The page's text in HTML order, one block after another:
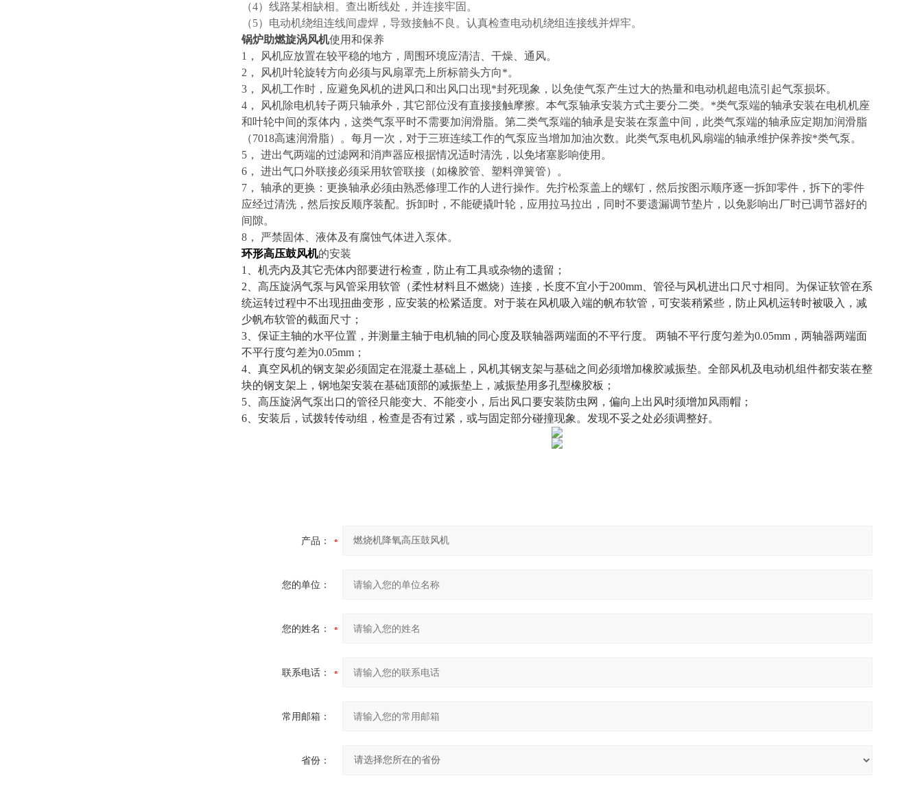
（4）线路某相缺相。查出断线处，并连接牢固。
（5）电动机绕组连线间虚焊，导致接触不良。认真检查电动机绕组连接线并焊牢。
锅炉助燃旋涡风机使用和保养
1， 风机应放置在较平稳的地方，周围环境应清洁、干燥、通风。
2， 风机叶轮旋转方向必须与风扇罩壳上所标箭头方向*。
3， 风机工作时，应避免风机的进风口和出风口出现*封死现象，以免使气泵产生过大的热量和电动机超电流引起气泵损坏。
4， 风机除电机转子两只轴承外，其它部位没有直接接触摩擦。本气泵轴承安装方式主要分二类。*类气泵端的轴承安装在电机机座
和叶轮中间的泵体内，这类气泵平时不需要加润滑脂。第二类气泵端的轴承是安装在泵盖中间，此类气泵端的轴承应定期加润滑脂
（7018高速润滑脂）。每月一次，对于三班连续工作的气泵应当增加加油次数。此类气泵电机风扇端的轴承维护保养按*类气泵。
5， 进出气两端的过滤网和消声器应根据情况适时清洗，以免堵塞影响使用。
6， 进出气口外联接必须采用软管联接（如橡胶管、塑料弹簧管）。
7， 轴承的更换：更换轴承必须由熟悉修理工作的人进行操作。先拧松泵盖上的螺钉，然后按图示顺序逐一拆卸零件，拆下的零件
应经过清洗，然后按反顺序装配。拆卸时，不能硬撬叶轮，应用拉马拉出，同时不要遗漏调节垫片，以免影响出厂时已调节器好的
间隙。
8， 严禁固体、液体及有腐蚀气体进入泵体。
环形高压鼓风机的安装
1、机壳内及其它壳体内部要进行检查，防止有工具或杂物的遗留；
2、高压旋涡气泵与风管采用软管（柔性材料且不燃烧）连接，长度不宜小于200mm、管径与风机进出口尺寸相同。为保证软管在系
统运转过程中不出现扭曲变形，应安装的松紧适度。对于装在风机吸入端的帆布软管，可安装稍紧些，防止风机运转时被吸入，减
少帆布软管的截面尺寸；
3、保证主轴的水平位置，并测量主轴于电机轴的同心度及联轴器两端面的不平行度。 两轴不平行度匀差为0.05mm，两轴器两端面
不平行度匀差为0.05mm；
4、真空风机的钢支架必须固定在混凝土基础上，风机其钢支架与基础之间必须增加橡胶减振垫。全部风机及电动机组件都安装在整
块的钢支架上，钢地架安装在基础顶部的减振垫上，减振垫用多孔型橡胶板；
5、高压旋涡气泵出口的管径只能变大、不能变小，后出风口要安装防虫网，偏向上出风时须增加风雨帽；
6、安装后，试拨转传动组，检查是否有过紧，或与固定部分碰撞现象。发现不妥之处必须调整好。
产品：
您的单位：
您的姓名：
联系电话：
常用邮箱：
省份：